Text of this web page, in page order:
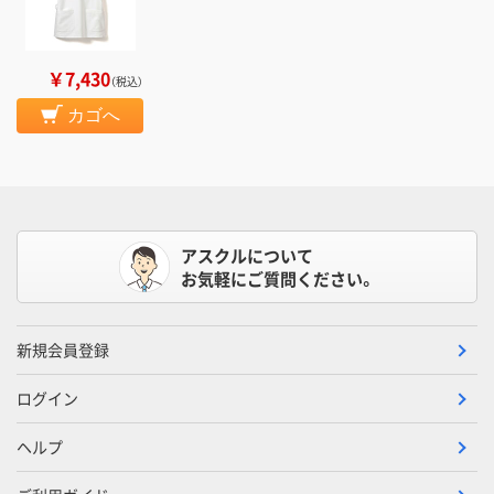
￥7,430（税込）
カゴへ
アスクルについて
お気軽にご質問ください。
新規会員登録
ログイン
ヘルプ